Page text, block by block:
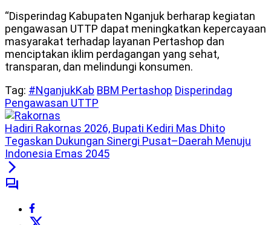
“Disperindag Kabupaten Nganjuk berharap kegiatan
pengawasan UTTP dapat meningkatkan kepercayaan
masyarakat terhadap layanan Pertashop dan
menciptakan iklim perdagangan yang sehat,
transparan, dan melindungi konsumen.
Tag: #NganjukKab BBM Pertashop Disperindag
Pengawasan UTTP
Hadiri Rakornas 2026, Bupati Kediri Mas Dhito
Tegaskan Dukungan Sinergi Pusat–Daerah Menuju
Indonesia Emas 2045